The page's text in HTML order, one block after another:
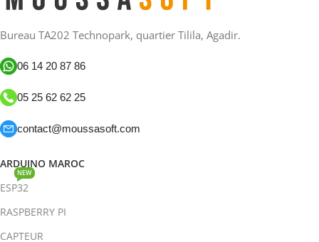
Bureau TA202 Technopark, quartier Tilila, Agadir.
06 14 20 87 86
05 25 62 62 25
contact@moussasoft.com
ARDUINO MAROC
ESP32
NEW
RASPBERRY PI
CAPTEUR